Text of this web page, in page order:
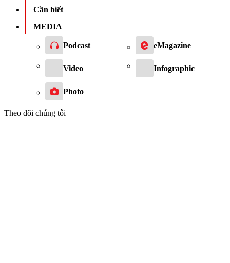
Cần biết
MEDIA
Podcast eMagazine
Video Infographic
Photo
Theo dõi chúng tôi